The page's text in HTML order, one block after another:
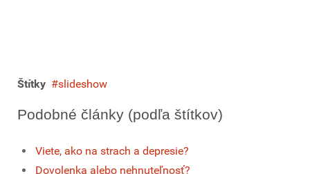
Štítky slideshow
Podobné články (podľa štítkov)
Viete, ako na strach a depresie?
Dovolenka alebo nehnuteľnosť?